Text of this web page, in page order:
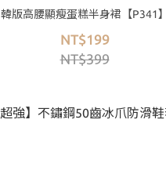
韓版高腰顯瘦蛋糕半身裙【P341】
NT$199
NT$399